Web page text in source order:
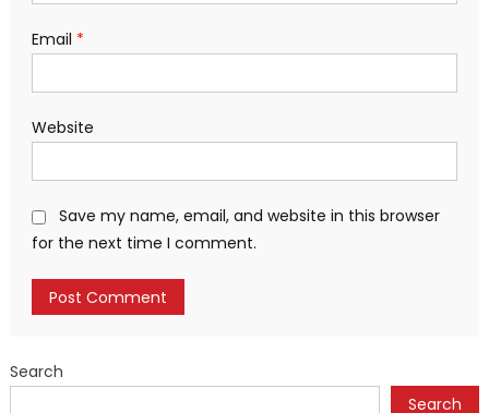
Email *
Website
Save my name, email, and website in this browser
for the next time I comment.
Search
Search